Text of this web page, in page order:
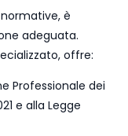
è
adeguata.
offre:
Professionale dei
e alla Legge